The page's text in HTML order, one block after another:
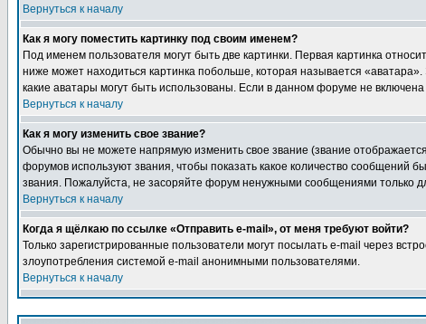
Вернуться к началу
Как я могу поместить картинку под своим именем?
Под именем пользователя могут быть две картинки. Первая картинка
ниже может находиться картинка побольше, которая называется
какие аватары могут быть использованы. Если в данном форуме не
Вернуться к началу
Как я могу изменить свое звание?
Обычно вы не можете напрямую изменить свое звание (звание
форумов используют звания, чтобы показать какое количество
звания. Пожалуйста, не засоряйте форум ненужными сообщениями только
Вернуться к началу
Когда я щёлкаю по ссылке «Отправить e-mail», от меня требуют войти?
Только зарегистрированные пользователи могут посылать e-mail через
злоупотребления системой e-mail анонимными пользователями.
Вернуться к началу